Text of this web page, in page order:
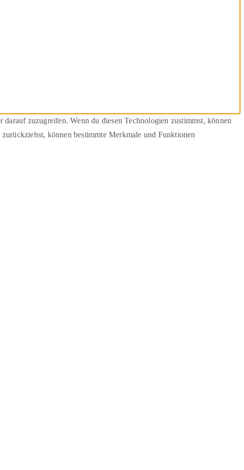
zuzugreifen. Wenn du diesen Technologien zustimmst, können
können bestimmte Merkmale und Funktionen